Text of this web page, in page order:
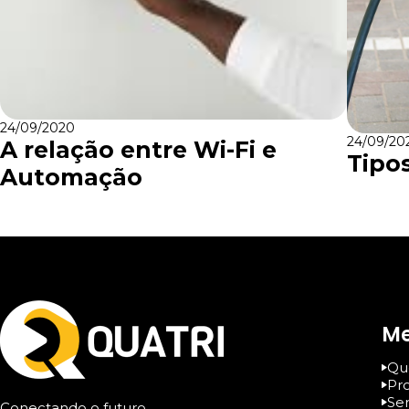
24/09/2020
A relação entre Wi-Fi e
Automação
24/09/